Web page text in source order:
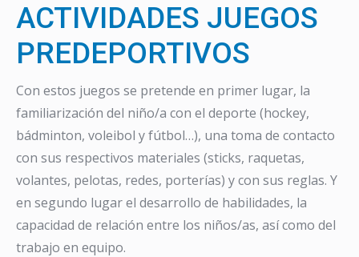
ACTIVIDADES JUEGOS
PREDEPORTIVOS
Con estos juegos se pretende en primer lugar, la
familiarización del niño/a con el deporte (hockey,
bádminton, voleibol y fútbol…), una toma de contacto
con sus respectivos materiales (sticks, raquetas,
volantes, pelotas, redes, porterías) y con sus reglas. Y
en segundo lugar el desarrollo de habilidades, la
capacidad de relación entre los niños/as, así como del
trabajo en equipo.